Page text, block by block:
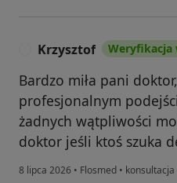
Krzysztof Weryfikacja
Bardzo miła pani
profesjonalnym
żadnych wątpliwości
doktor jeśli ktoś szuka
8 lipca 2026 • Flosmed •